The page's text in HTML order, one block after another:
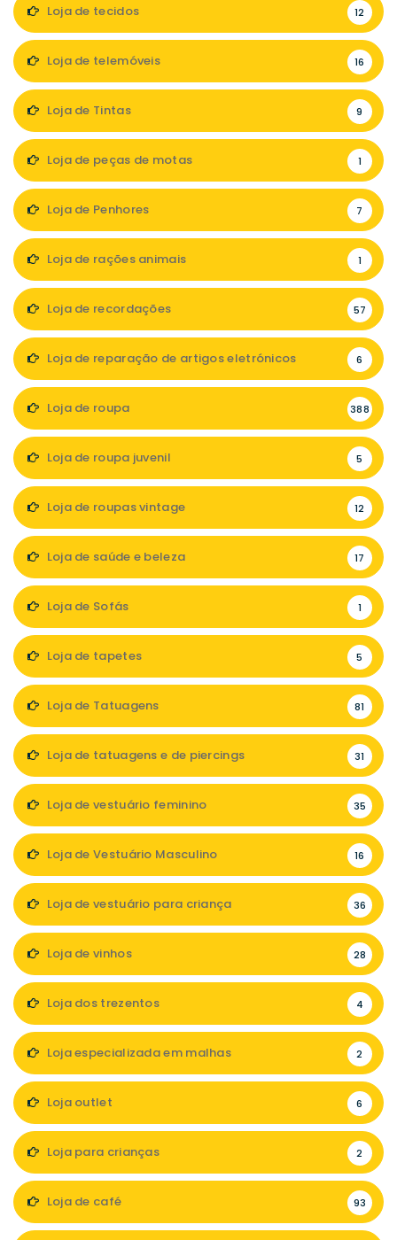
Loja de tecidos 12
Loja de telemóveis 16
Loja de Tintas 9
Loja de peças de motas 1
Loja de Penhores 7
Loja de rações animais 1
Loja de recordações 57
Loja de reparação de artigos eletrónicos 6
Loja de roupa 388
Loja de roupa juvenil 5
Loja de roupas vintage 12
Loja de saúde e beleza 17
Loja de Sofás 1
Loja de tapetes 5
Loja de Tatuagens 81
Loja de tatuagens e de piercings 31
Loja de vestuário feminino 35
Loja de Vestuário Masculino 16
Loja de vestuário para criança 36
Loja de vinhos 28
Loja dos trezentos 4
Loja especializada em malhas 2
Loja outlet 6
Loja para crianças 2
Loja de café 93